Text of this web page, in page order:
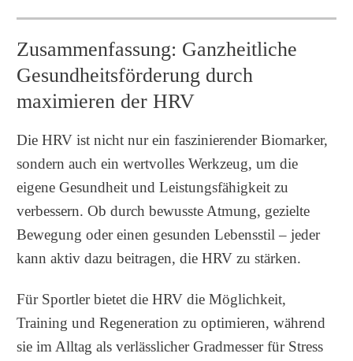
Zusammenfassung: Ganzheitliche
Gesundheitsförderung durch
maximieren der HRV
Die HRV ist nicht nur ein faszinierender Biomarker,
sondern auch ein wertvolles Werkzeug, um die
eigene Gesundheit und Leistungsfähigkeit zu
verbessern. Ob durch bewusste Atmung, gezielte
Bewegung oder einen gesunden Lebensstil – jeder
kann aktiv dazu beitragen, die HRV zu stärken.
Für Sportler bietet die HRV die Möglichkeit,
Training und Regeneration zu optimieren, während
sie im Alltag als verlässlicher Gradmesser für Stress